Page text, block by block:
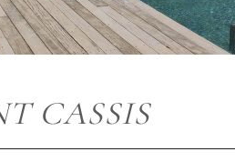
CASSIS